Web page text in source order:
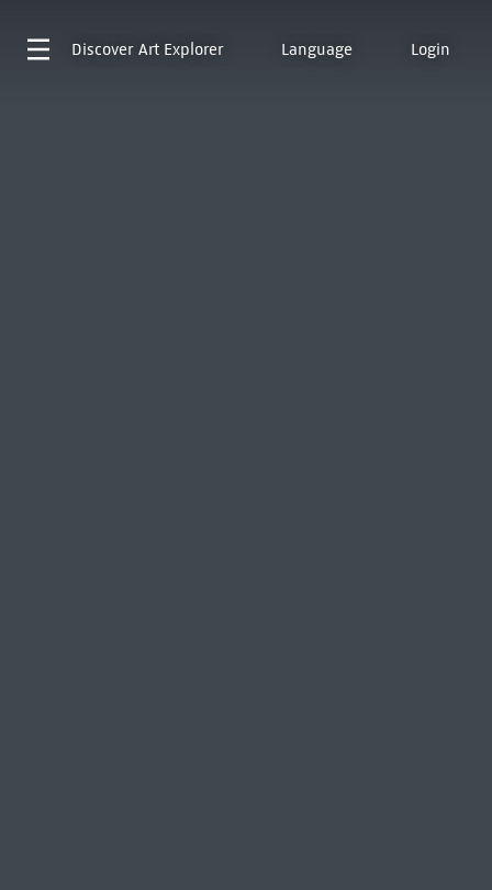
Discover Art Explorer Language Login